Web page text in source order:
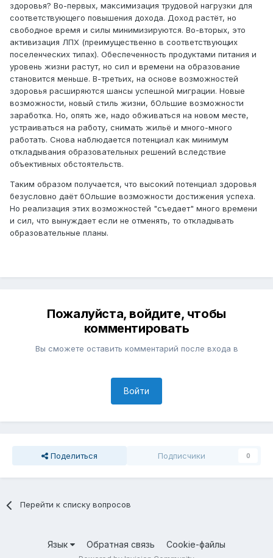
здоровья? Во-первых, максимизация трудовой нагрузки для
соответствующего повышения дохода. Доход растёт, но
свободное время и силы минимизируются. Во-вторых, это
активизация ЛПХ (преимущественно в соответствующих
поселенческих типах). Обеспеченность продуктами питания и
уровень жизни растут, но сил и времени на образование
становится меньше. В-третьих, на основе возможностей
здоровья расширяются шансы успешной миграции. Новые
возможности, новый стиль жизни, бОльшие возможности
заработка. Но, опять же, надо обживаться на новом месте,
устраиваться на работу, снимать жильё и много-много
работать. Снова наблюдается потенциал как минимум
откладывания образовательных решений вследствие
объективных обстоятельств.
Таким образом получается, что высокий потенциал здоровья
безусловно даёт бОльшие возможности достижения успеха.
Но реализация этих возможностей "съедает" много времени
и сил, что вынуждает если не отменять, то откладывать
образовательные планы.
Пожалуйста, войдите, чтобы
комментировать
Вы сможете оставить комментарий после входа в
Войти
Поделиться Подписчики 0
Перейти к списку вопросов
Язык Обратная связь Cookie-файлы